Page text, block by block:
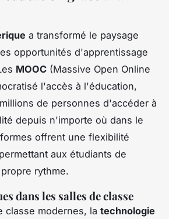
a transformé le paysage
opportunités d'apprentissage
MOOC (Massive Open Online
l'accès à l'éducation,
de personnes d'accéder à
depuis n'importe où dans le
offrent une flexibilité
aux étudiants de
rythme.
dans les salles de classe
classe modernes, la technologie